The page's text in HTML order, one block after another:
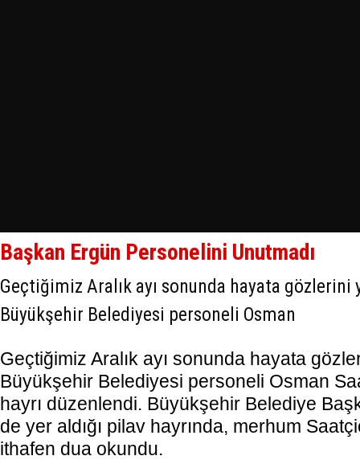
Başkan Ergün Personelini Unutmadı
Geçtiğimiz Aralık ayı sonunda hayata gözlerini
Büyükşehir Belediyesi personeli Osman
Geçtiğimiz Aralık ayı sonunda hayata
Büyükşehir Belediyesi personeli Osman
hayrı düzenlendi. Büyükşehir Belediye
de yer aldığı pilav hayrında, merhum
ithafen dua okundu.